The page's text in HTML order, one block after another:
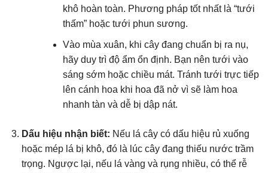
khô hoàn toàn. Phương pháp tốt nhất là “tưới
thấm” hoặc tưới phun sương.
Vào mùa xuân, khi cây đang chuẩn bị ra nụ,
hãy duy trì độ ẩm ổn định. Bạn nên tưới vào
sáng sớm hoặc chiều mát. Tránh tưới trực tiếp
lên cánh hoa khi hoa đã nở vì sẽ làm hoa
nhanh tàn và dễ bị dập nát.
Dấu hiệu nhận biết: Nếu lá cây có dấu hiệu rủ xuống
hoặc mép lá bị khô, đó là lúc cây đang thiếu nước trầm
trọng. Ngược lại, nếu lá vàng và rụng nhiều, có thể rễ